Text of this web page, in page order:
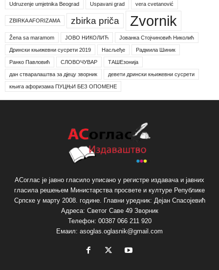
Udruzenje umjetnika Beograd Uspavani grad vera cvetanović
ZBIRKA AFORIZAMA zbirka priča Zvornik
Žena sa maramom ЈОВО НИКОЛИЋ Јованка Стојчиновић Николић
Дрински књижевни сусрети 2019 Насљеђе Радмила Шиник
Ранко Павловић СЛОВОЧУВАР ТАШЕзонија
дан стваралаштва за дјецу зворник девети дрински књижевни сусрети
књига афоризама ПУЦЊИ БЕЗ ОПОМЕНЕ
АСоглас је јавно гласило уписано у регистре издавача и јавних
гласила решењем Министарства просвете и културе Републике
Српске у марту 2008. године. Главни уредник: Дејан Спасојевић
Адреса: Светог Саве 49 Зворник
Телефон: 00387 066 211 920
Емаил: asoglas.oglasnik@gmail.com